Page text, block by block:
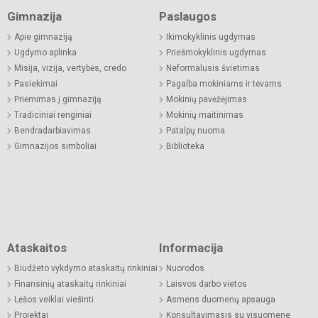
Gimnazija
Apie gimnaziją
Ugdymo aplinka
Misija, vizija, vertybės, credo
Pasiekimai
Priėmimas į gimnaziją
Tradiciniai renginiai
Bendradarbiavimas
Gimnazijos simboliai
Paslaugos
Ikimokyklinis ugdymas
Priešmokyklinis ugdymas
Neformalusis švietimas
Pagalba mokiniams ir tėvams
Mokinių pavėžėjimas
Mokinių maitinimas
Patalpų nuoma
Biblioteka
Ataskaitos
Biudžeto vykdymo ataskaitų rinkiniai
Finansinių ataskaitų rinkiniai
Lėšos veiklai viešinti
Projektai
Informacija
Nuorodos
Laisvos darbo vietos
Asmens duomenų apsauga
Konsultavimasis su visuomene